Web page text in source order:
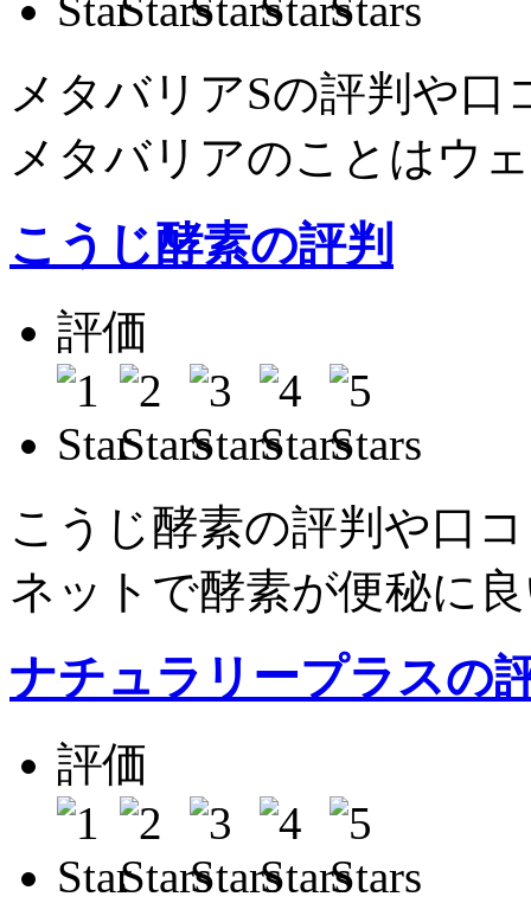
平
メタバリアSの評判や
メタバリアのことはウ
こうじ酵素の評判
評価
平
こうじ酵素の評判や口
ネットで酵素が便秘に
ナチュラリープラスの
評価
平